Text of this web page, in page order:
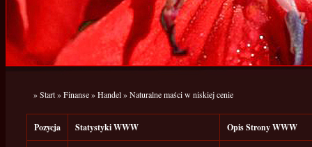
»Start»Finanse»Handel»Naturalne maści w niskiej cenie
Pozycja Statystyki WWW Opis Strony WWW